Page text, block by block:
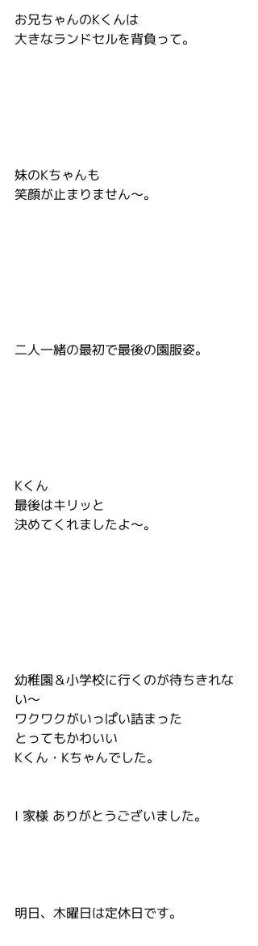
お兄ちゃんのKくんは
大きなランドセルを背負って。
妹のKちゃんも
笑顔が止まりません～。
二人一緒の最初で最後の園服姿。
Kくん
最後はキリッと
決めてくれましたよ～。
幼稚園＆小学校に行くのが待ちきれな
い～
ワクワクがいっぱい詰まった
とってもかわいい
Kくん・Kちゃんでした。
I 家様 ありがとうございました。
明日、木曜日は定休日です。